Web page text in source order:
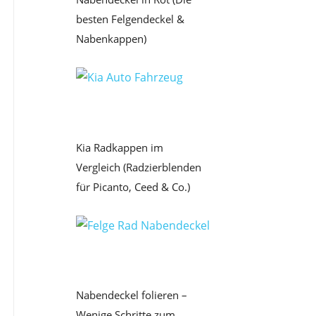
besten Felgendeckel &
Nabenkappen)
Kia Radkappen im
Vergleich (Radzierblenden
für Picanto, Ceed & Co.)
Nabendeckel folieren –